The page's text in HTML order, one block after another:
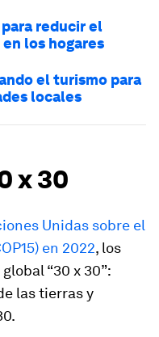
reducir el
los hogares
el turismo para
locales
x 30
Unidas sobre el
en 2022, los
“30 x 30”:
las tierras y